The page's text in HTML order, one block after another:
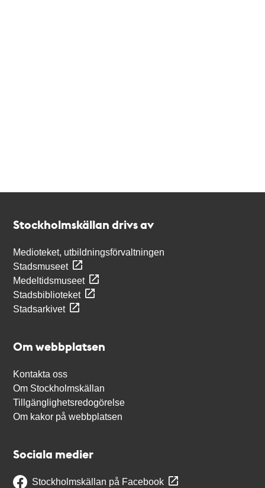
Stockholmskällan drivs av
Medioteket, utbildningsförvaltningen
Stadsmuseet
Medeltidsmuseet
Stadsbiblioteket
Stadsarkivet
Om webbplatsen
Kontakta oss
Om Stockholmskällan
Tillgänglighetsredogörelse
Om kakor på webbplatsen
Sociala medier
Stockholmskällan på Facebook